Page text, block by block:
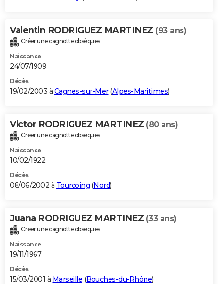
Valentin RODRIGUEZ MARTINEZ (93 ans)
Créer une cagnotte obsèques
Naissance
24/07/1909
Décès
19/02/2003 à Cagnes-sur-Mer(Alpes-Maritimes)
Victor RODRIGUEZ MARTINEZ (80 ans)
Créer une cagnotte obsèques
Naissance
10/02/1922
Décès
08/06/2002 à Tourcoing (Nord)
Juana RODRIGUEZ MARTINEZ (33 ans)
Créer une cagnotte obsèques
Naissance
19/11/1967
Décès
15/03/2001 à Marseille (Bouches-du-Rhône)